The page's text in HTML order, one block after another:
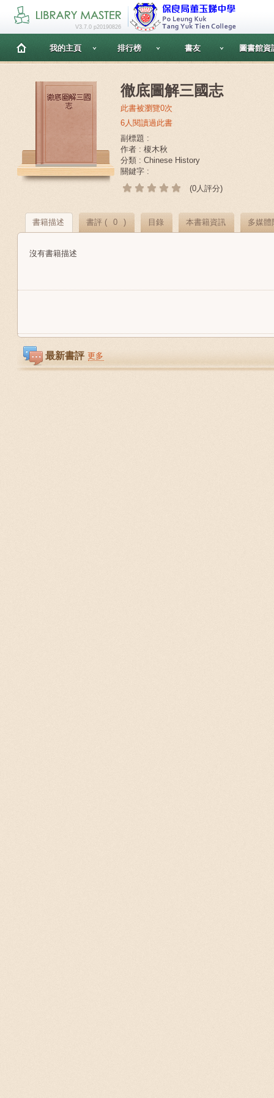
V3.7.0 p20190826
我的主頁 排行榜 書友 圖書館資
徹底圖解三國志
此書被瀏覽0次
6人閱讀過此書
副標題 :
作者 : 榎木秋
分類 : Chinese History
關鍵字 :
(0人評分)
書籍描述 書評 ( 0 ) 目錄 本書籍資訊 多媒體
沒有書籍描述
最新書評 更多